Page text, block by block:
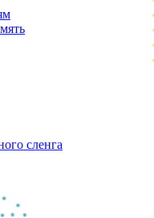
сленга